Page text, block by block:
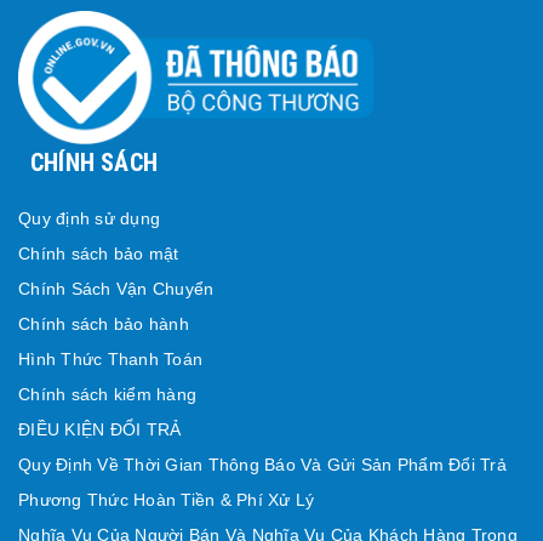
CHÍNH SÁCH
Quy định sử dụng
Chính sách bảo mật
Chính Sách Vận Chuyển
Chính sách bảo hành
Hình Thức Thanh Toán
Chính sách kiểm hàng
ĐIỀU KIỆN ĐỔI TRẢ
Quy Định Về Thời Gian Thông Báo Và Gửi Sản Phẩm Đổi Trả
Phương Thức Hoàn Tiền & Phí Xử Lý
Nghĩa Vụ Của Người Bán Và Nghĩa Vụ Của Khách Hàng Trong